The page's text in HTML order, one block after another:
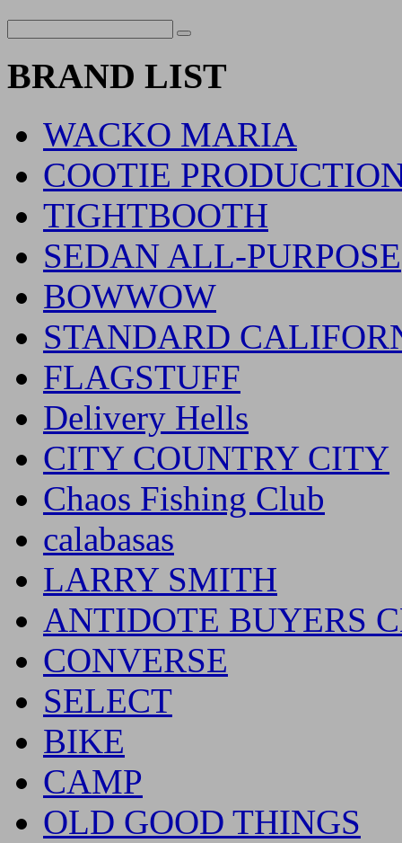
BRAND LIST
WACKO MARIA
COOTIE
TIGHTBOOTH
SEDAN ALL-PURPOSE
BOWWOW
STANDARD
FLAGSTUFF
Delivery Hells
CITY COUNTRY CITY
Chaos Fishing Club
calabasas
LARRY SMITH
ANTIDOTE BUYERS
CONVERSE
SELECT
BIKE
CAMP
OLD GOOD THINGS